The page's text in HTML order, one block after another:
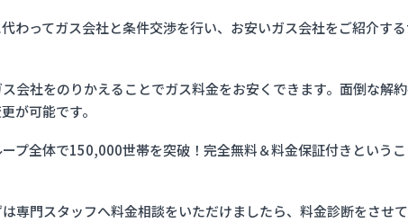
わってガス会社と条件交渉を行い、お安いガス会社をご紹介す
会社をのりかえることでガス料金をお安くできます。面倒な解
が可能です。
プ全体で150,000世帯を突破！完全無料＆料金保証付きという
専門スタッフへ料金相談をいただけましたら、料金診断をさせ